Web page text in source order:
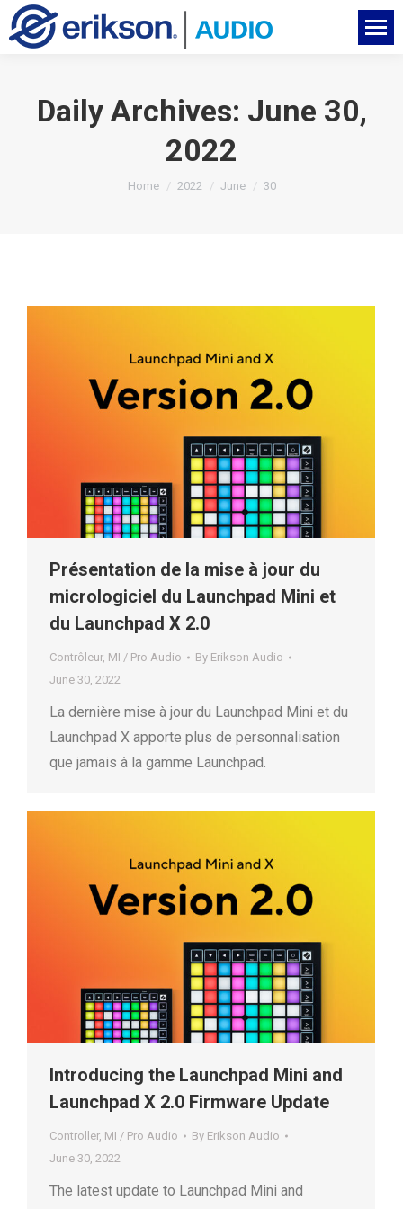
Daily Archives: June 30,
2022
You are here:
Home 2022 June 30
Présentation de la mise à jour du
micrologiciel du Launchpad Mini et
du Launchpad X 2.0
Contrôleur, MI / Pro Audio By Erikson Audio
June 30, 2022
La dernière mise à jour du Launchpad Mini et du
Launchpad X apporte plus de personnalisation
que jamais à la gamme Launchpad.
Introducing the Launchpad Mini and
Launchpad X 2.0 Firmware Update
Controller, MI / Pro Audio By Erikson Audio
June 30, 2022
The latest update to Launchpad Mini and